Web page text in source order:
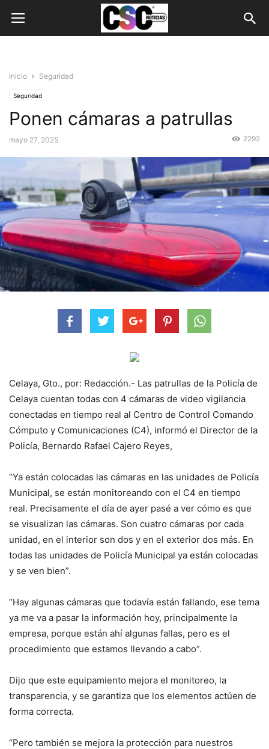
Inicio Seguridad
Seguridad
Ponen cámaras a patrullas
mayo 27, 2025 2292
Celaya, Gto., por: Redacción.- Las patrullas de la Policía de
Celaya cuentan todas con 4 cámaras de video vigilancia
conectadas en tiempo real al Centro de Control Comando
Cómputo y Comunicaciones (C4), informó el Director de la
Policía, Bernardo Rafael Cajero Reyes,
“Ya están colocadas las cámaras en las unidades de Policía
Municipal, se están monitoreando con el C4 en tiempo
real. Precisamente el día de ayer pasé a ver cómo es que
se visualizan las cámaras. Son cuatro cámaras por cada
unidad, en el interior son dos y en el exterior dos más. En
todas las unidades de Policía Municipal ya están colocadas
y se ven bien”.
“Hay algunas cámaras que todavía están fallando, ese tema
ya me va a pasar la información hoy, principalmente la
empresa, porque están ahí algunas fallas, pero es el
procedimiento que estamos llevando a cabo”.
Dijo que este equipamiento mejora el monitoreo, la
transparencia, y se garantiza que los elementos actúen de
forma correcta.
“Pero también se mejora la protección para nuestros